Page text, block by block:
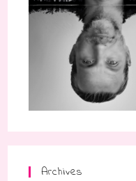
Archives